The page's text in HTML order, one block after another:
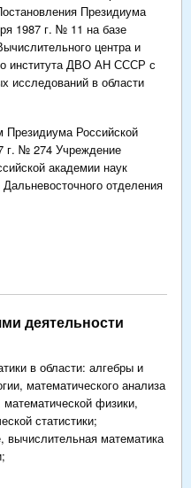
Президиума
1987 г. № 11 на базе
центра и
института ДВО АН СССР с
исследований в области
Президиума Российской
г. № 274 Учреждение
академии наук
отделения
деятельности
в области: алгебры и
математического анализа
физики,
статистики;
вычислительная математика